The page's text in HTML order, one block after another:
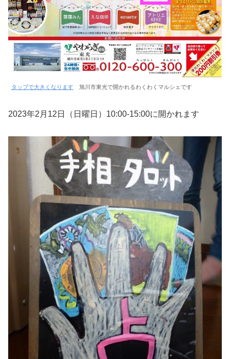
タップで大きくなります 旭川市東光で開かれるわくわくマルシェです
2023年2月12日（日曜日）10:00-15:00に開かれます